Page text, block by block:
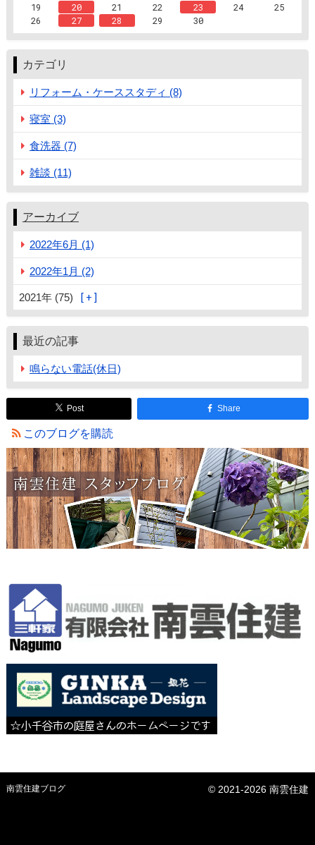
19
20 21 22 23 24
25
26
27 28 29 30
カテゴリ
リフォーム・ケーススタディ (8)
寝室 (3)
食洗器 (7)
雑談 (11)
アーカイブ
2022年6月 (1)
2022年1月 (2)
2021年 (75)
最近の記事
鳴らない電話(休日)
Post Share
このブログを購読
© 2021-2026 南雲住建
南雲住建ブログ